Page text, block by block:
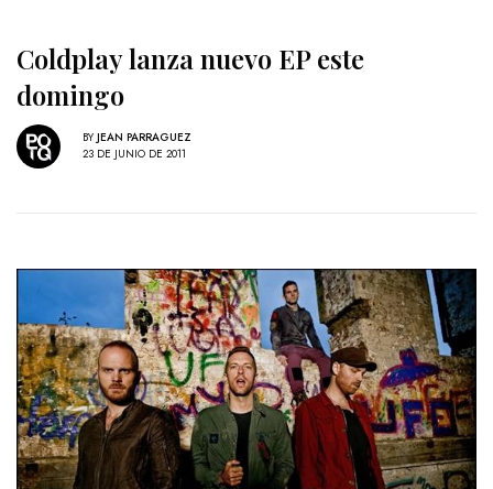
Coldplay lanza nuevo EP este
domingo
BY JEAN PARRAGUEZ
23 DE JUNIO DE 2011